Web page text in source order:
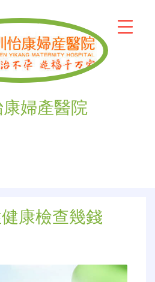
婦產醫院
康檢查幾錢